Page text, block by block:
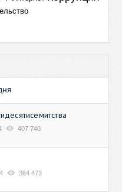
407 740
364 473